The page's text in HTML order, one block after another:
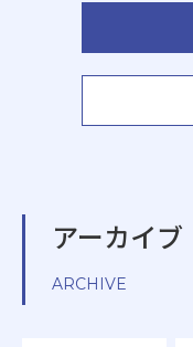
アーカイブ
ARCHIVE